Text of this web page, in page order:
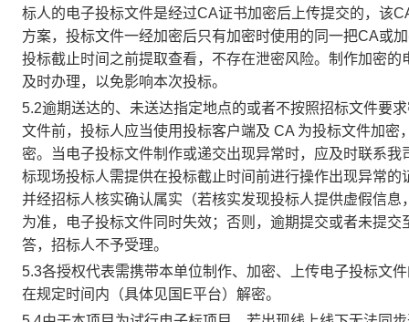
标人的电子投标文件是经过CA证书加密后上传提交的，该
方案，投标文件一经加密后只有加密时使用的同一把CA或
投标截止时间之前提取查看，不存在泄密风险。制作加密
及时办理，以免影响本次投标。
5.2逾期送达的、未送达指定地点的或者不按照招标文件要
文件前，投标人应当使用投标客户端及 CA 为投标文件加
密。当电子投标文件制作或递交出现异常时，应及时联系
标现场投标人需提供在投标截止时间前进行操作出现异常
并经招标人核实确认属实（若核实发现投标人提供虚假信
为准，电子投标文件同时失效；否则，逾期提交或者未提
答，招标人不予受理。
5.3各授权代表需携带本单位制作、加密、上传电子投标文
在规定时间内（具体见国E平台）解密。